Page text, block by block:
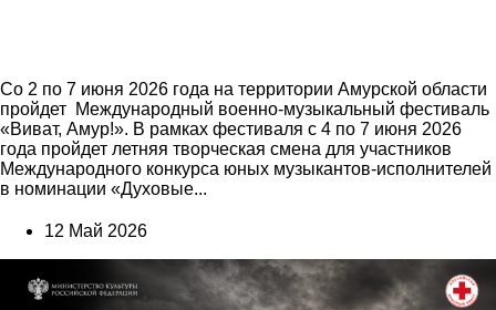
Со 2 по 7 июня 2026 года на территории Амурской области
пройдет Международный военно-музыкальный фестиваль
«Виват, Амур!». В рамках фестиваля с 4 по 7 июня 2026
года пройдет летняя творческая смена для участников
Международного конкурса юных музыкантов-исполнителей
в номинации «Духовые...
12 Май 2026